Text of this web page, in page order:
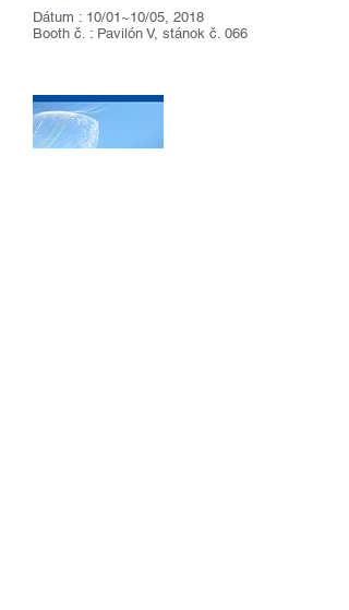
Dátum : 10/01~10/05, 2018
Booth č. : Pavilón V, stánok č. 066